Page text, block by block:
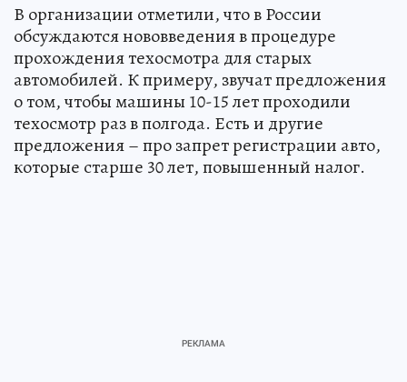
В организации отметили, что в России
обсуждаются нововведения в процедуре
прохождения техосмотра для старых
автомобилей. К примеру, звучат предложения
о том, чтобы машины 10-15 лет проходили
техосмотр раз в полгода. Есть и другие
предложения – про запрет регистрации авто,
которые старше 30 лет, повышенный налог.